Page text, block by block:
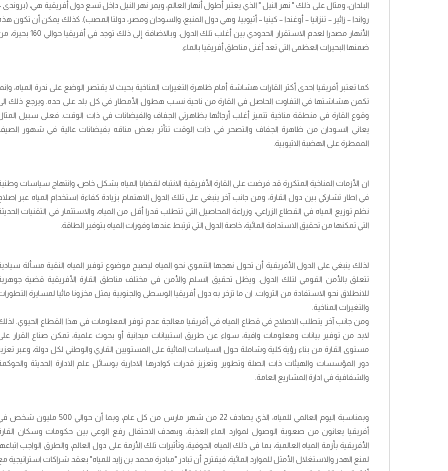
البلدان، ومثال على ذلك " نهر النيل " الذي يعتبر أطول أنهار العالم، ويمر نهر النيل داخل تسع دول أفريقية هي، (بروندى
رواندا – زائير – تنزانيا – أوغندا – كينيا – أثيوبيا، وهي دول المنبع، والسودان ومصر، دولتا المصب). كذلك يمكن أن تكون
الأنهار مصدرا لعدم الاستقرار الحدودي بين أغلب تلك الدول. وبالاضافة إلى ذلك توجد في أفريقيا حوالي
ضمنها البحيرات العظمى التي تعد أغنى مناطق أفريقيا بالماء.
كما تعتبر أفريقيا احدى أكثر القارات هشاشة أمام ظاهرة التغيرات المناخية بحيث لا يقتصر الوضع على ندرة المياه،
تكمن هشاشتها في التفاوت الحاصل في القارة من ناحية نسب هطول الأمطار في كل بلد على حده. ويرجع ذلك
وقوع القارة في منطقة مناخية تتميز أغلب أرجائها بظاهرتي الجفاف والفيضانات في ذات الوقت. فعلى سبيل
يعاني السودان من ظاهرة الجفاف والتصحر في ذات الوقت تتأثر بعض مناقه بفيضانات عالية في شهور
الممطرة على الهضبة الاثيوبية.
ان الأزمات المناخية المتكررة قد فرضت على القارة الأفريقية الانتباه لقضايا المياه بشكل خاص، وانتهاج سياسات
في اطار تشاركي بين دول القارة، ومن جانب آخر ينبغي على تلك الدول الاهتمام بزيادة كفاءة استخدام المياه عبر
نظم توزيع المياه في القطاع الزراعي، وزراعة المحاصيل التي تتطلب قدرا أقل من المياه، والاستثمار في التقنيات
التي تمكنها من تحقيق الاستدامة المائية، خاصة الدول التي ترتبط عندها وفورات المياه بتوفير الطاقة.
لذلك ينبغي على الدول الأفريقية أن تحول نهجها التنموي نحو المياه ليصبح موضوع توفير المياه النقية مسألة
تتعلق بالأمن القومي لتلك الدول. ويظل تحقيق السلم والأمن في مختلف مناطق القارة الأفريقية قضية
للانطلاق نحو الاستفادة من الثروات. ان ما تزخر به دول أفريقيا الوسطى والجنوبية يمثل مخزونا مائيا لمسايرة
والتغيرات المناخية.
ومن جانب آخر يتطلب الاصلاح في قطاع المياه في أفريقيا معالجة عدم توفر المعلومات في هذا القطاع الحيوي.
لابد من توفير بيانات ومعلومات وافية، سواء عن طريق استبيانات ميدانية أو بحوث علمية، تمكن صناع القرار
مستوى القارة من بناء رؤية كلية وشاملة حول السياسات المائية على المستويين القاري والوطني لكل دولة، وعبر
دور المؤسسات والهيئات ذات الصلة وتطوير وتعزيز قدرات كوادرها الادارية بوسائل علم الادارة الحديثة
والشفافية في ادارة المشاريع العامة.
وبمناسبة اليوم العالمي للمياه، الذي يصادف 22 من شهر مارس من كل عام، وبما أن حوالي 500 مليون
أفريقيا يعانون من صعوبة الوصول لموارد الماء العذبة، وبهدف الاحتفال رفع الوعي بين حكومات وسكان
الأفريقية بأزمة المياه العالمية، بما في ذلك المياه الجوفية، وتأثيرات تلك الأزمة على دول العالم، والطرق الواجب
لمنع الهدر والاستغلال الأمثل للموارد المائية، فيقترح أن تبادر "مبادرة محمد بن زايد للمياه" بعقد شراكات استراتيجية